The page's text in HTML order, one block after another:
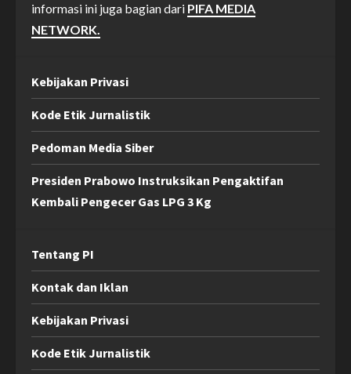
informasi ini juga bagian dari PIFA MEDIA
NETWORK.
Kebijakan Privasi
Kode Etik Jurnalistik
Pedoman Media Siber
Presiden Prabowo Instruksikan Pengaktifan
Kembali Pengecer Gas LPG 3 Kg
Tentang PI
Kontak dan Iklan
Kebijakan Privasi
Kode Etik Jurnalistik